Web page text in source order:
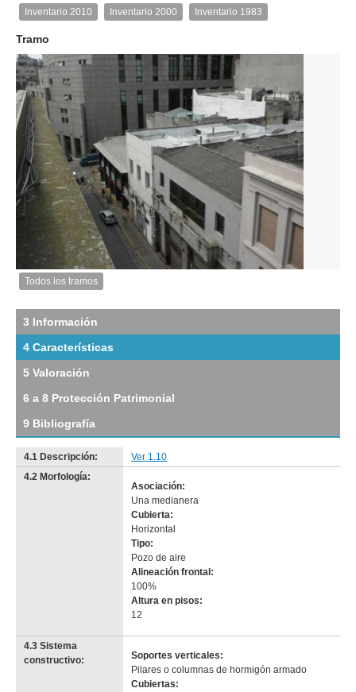
Inventario
2010
Descargar
imagen
original
Inventario 2010
Inventario 2010
padrón 4776
Descarga tamaño original
Anterior Pausa Siguiente
Inventario 2000 Inventario 1983
Tramo
Imagen
tramo:
Rincón
(Rin
8)
Descargar
original
Todos los tramos
Rincón (Rin 8)
Descarga tamaño completo
3 Información
4 Características
5 Valoración
6 a 8 Protección Patrimonial
9 Bibliografía
4.1 Descripción:
Ver 1.10
4.2 Morfología:
Asociación:
Una medianera
Cubierta:
Horizontal
Tipo:
Pozo de aire
Alineación frontal:
100%
-
no
-
no
Altura en pisos:
12
4.3 Sistema
constructivo:
Soportes verticales:
Pilares o columnas de hormigón armado
Cubiertas: